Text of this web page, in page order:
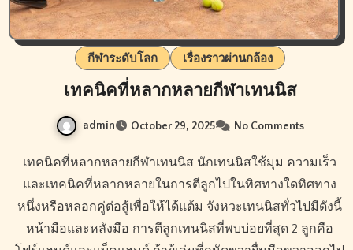
กีฬาระดับโลก เรื่องราวผ่านกล้อง
เทคนิคที่หลากหลายกีฬาเทนนิส
admin October 29, 2025 No Comments
เทคนิคที่หลากหลายกีฬาเทนนิส นักเทนนิสใช้มุม ความเร็ว
และเทคนิคที่หลากหลายในการตีลูกไปในทิศทางใดทิศทาง
หนึ่งหรือหลอกคู่ต่อสู้เพื่อให้ได้แต้ม จังหวะเทนนิสทั่วไปมีดังนี้
หน้ามือและหลังมือ การตีลูกเทนนิสที่พบบ่อยที่สุด 2 ลูกคือ